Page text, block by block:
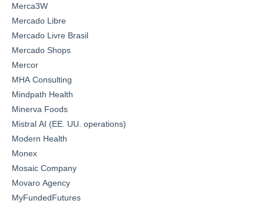
Merca3W
Mercado Libre
Mercado Livre Brasil
Mercado Shops
Mercor
MHA Consulting
Mindpath Health
Minerva Foods
Mistral AI (EE. UU. operations)
Modern Health
Monex
Mosaic Company
Movaro Agency
MyFundedFutures